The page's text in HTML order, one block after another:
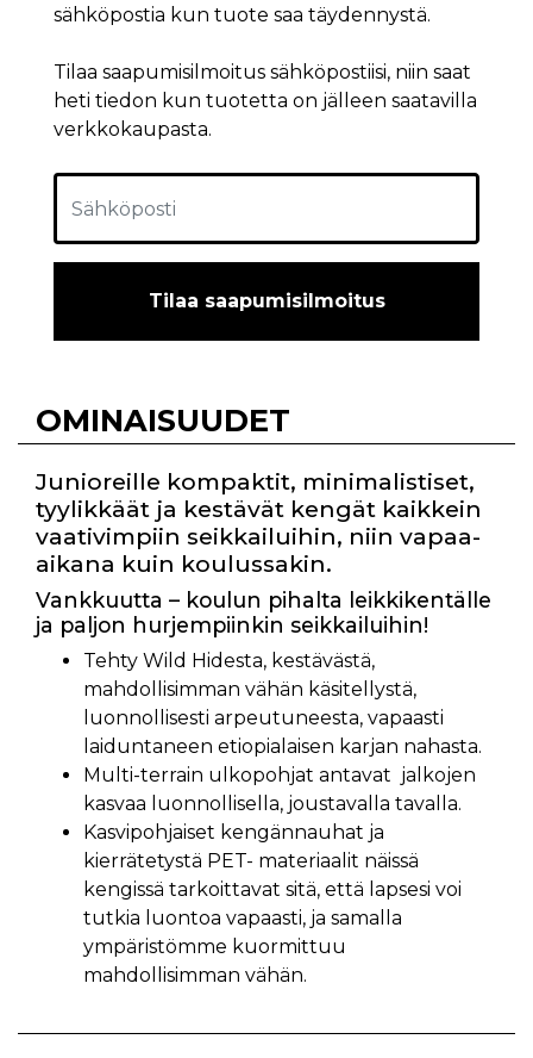
sähköpostia kun tuote saa täydennystä.
Tilaa saapumisilmoitus sähköpostiisi, niin saat
heti tiedon kun tuotetta on jälleen saatavilla
verkkokaupasta.
Tilaa saapumisilmoitus
OMINAISUUDET
Junioreille kompaktit, minimalistiset,
tyylikkäät ja kestävät kengät kaikkein
vaativimpiin seikkailuihin, niin vapaa-
aikana kuin koulussakin.
Vankkuutta – koulun pihalta leikkikentälle
ja paljon hurjempiinkin seikkailuihin!
Tehty Wild Hidesta, kestävästä,
mahdollisimman vähän käsitellystä,
luonnollisesti arpeutuneesta, vapaasti
laiduntaneen etiopialaisen karjan nahasta.
Multi-terrain ulkopohjat antavat jalkojen
kasvaa luonnollisella, joustavalla tavalla.
Kasvipohjaiset kengännauhat ja
kierrätetystä PET- materiaalit näissä
kengissä tarkoittavat sitä, että lapsesi voi
tutkia luontoa vapaasti, ja samalla
ympäristömme kuormittuu
mahdollisimman vähän.